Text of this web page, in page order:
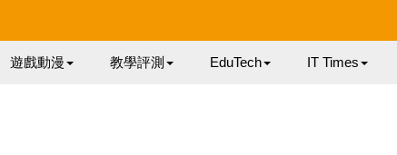
遊戲動漫 教學評測 EduTech IT Times